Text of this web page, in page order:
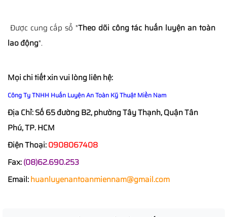
Được cung cấp sổ "Theo dõi công tác huấn luyện an toàn
lao động".
Mọi chi tiết xin vui lòng liên hệ:
Công Ty TNHH Huấn Luyện An Toàn Kỹ Thuật Miền Nam
Địa Chỉ: Số 65 đường B2, phường Tây Thạnh, Quận Tân
Phú, TP. HCM
Ðiện Thoại:0908067408
Fax:(08)62.690.253
Email:huanluyenantoanmiennam@gmail.com